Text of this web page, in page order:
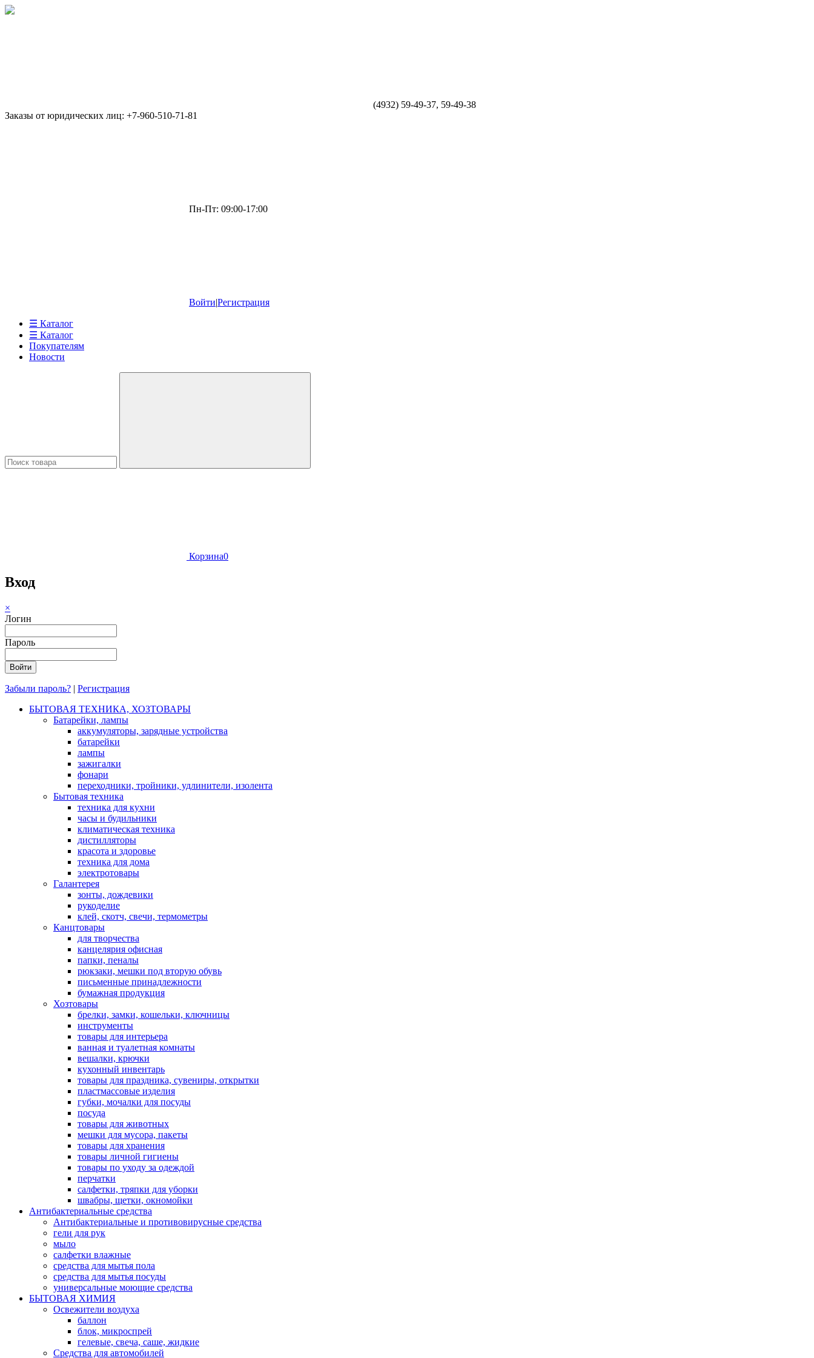
(4932) 59-49-37, 59-49-38
Заказы от юридических лиц: +7-960-510-71-81
Пн-Пт: 09:00-17:00
Войти|Регистрация
☰ Каталог
☰ Каталог
Покупателям
Новости
Корзина0
Вход
×
Логин
Пароль
Забыли пароль? | Регистрация
БЫТОВАЯ ТЕХНИКА, ХОЗТОВАРЫ
Батарейки, лампы
аккумуляторы, зарядные устройства
батарейки
лампы
зажигалки
фонари
переходники, тройники, удлинители, изолента
Бытовая техника
техника для кухни
часы и будильники
климатическая техника
дистилляторы
красота и здоровье
техника для дома
электротовары
Галантерея
зонты, дождевики
рукоделие
клей, скотч, свечи, термометры
Канцтовары
для творчества
канцелярия офисная
папки, пеналы
рюкзаки, мешки под вторую обувь
письменные принадлежности
бумажная продукция
Хозтовары
брелки, замки, кошельки, ключницы
инструменты
товары для интерьера
ванная и туалетная комнаты
вешалки, крючки
кухонный инвентарь
товары для праздника, сувениры, открытки
пластмассовые изделия
губки, мочалки для посуды
посуда
товары для животных
мешки для мусора, пакеты
товары для хранения
товары личной гигиены
товары по уходу за одеждой
перчатки
салфетки, тряпки для уборки
швабры, щетки, окномойки
Антибактериальные средства
Антибактериальные и противовирусные средства
гели для рук
мыло
салфетки влажные
средства для мытья пола
средства для мытья посуды
универсальные моющие средства
БЫТОВАЯ ХИМИЯ
Освежители воздуха
баллон
блок, микроспрей
гелевые, свеча, саше, жидкие
Средства для автомобилей